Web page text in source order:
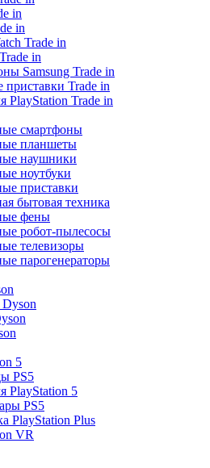
in
in
Trade in
in
Samsung Trade in
приставки Trade in
PlayStation Trade in
смартфоны
планшеты
наушники
ноутбуки
приставки
бытовая техника
фены
робот-пылесосы
телевизоры
парогенераторы
5
PS5
PlayStation 5
PS5
PlayStation Plus
VR